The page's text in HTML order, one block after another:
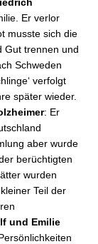
Er verlor
musste sich die
Gut trennen und
Schweden
verfolgt
später wieder.
: Er
aber wurde
berüchtigten
wurden
Teil der
und Emilie